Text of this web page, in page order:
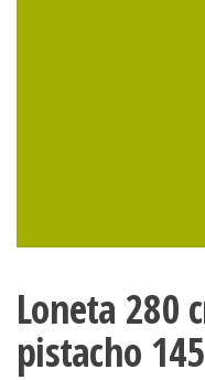
Loneta 280
pistacho 145